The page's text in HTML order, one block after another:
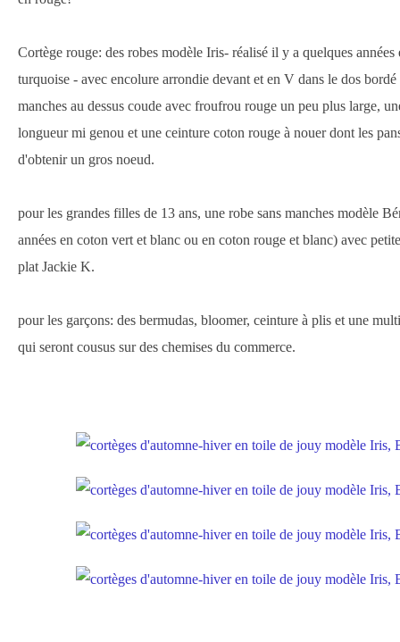
Cortège rouge: des robes modèle Iris- réalisé il y a quelques années
turquoise - avec encolure arrondie devant et en V dans le dos
manches au dessus coude avec froufrou rouge un peu plus large,
longueur mi genou et une ceinture coton rouge à nouer dont les
d'obtenir un gros noeud.
pour les grandes filles de 13 ans, une robe sans manches modèle
années en coton vert et blanc ou en coton rouge et blanc) avec
plat Jackie K.
pour les garçons: des bermudas, bloomer, ceinture à plis et une
qui seront cousus sur des chemises du commerce.